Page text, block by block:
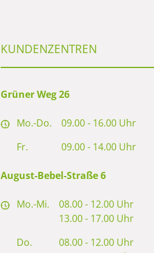
KUNDENZENTREN
Grüner Weg 26
Mo.-Do. 09.00 - 16.00 Uhr
Fr.
09.00 - 14.00 Uhr
August-Bebel-Straße 6
Mo.-Mi. 08.00 - 12.00 Uhr
13.00 - 17.00 Uhr
Do.
08.00 - 12.00 Uhr